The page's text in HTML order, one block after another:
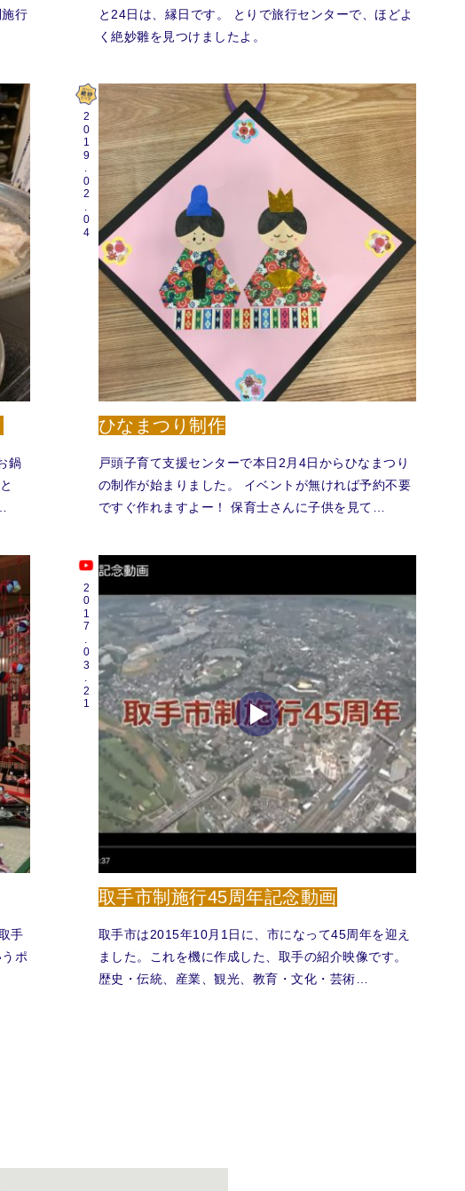
行
鍋
手
ポ
と24日は、縁日です。 とりで旅行センターで、ほどよ
く絶妙雛を見つけましたよ。
2019.02.04
ひなまつり制作
戸頭子育て支援センターで本日2月4日からひなまつり
の制作が始まりました。 イベントが無ければ予約不要
ですぐ作れますよー！ 保育士さんに子供を見て…
2017.03.21
取手市制施行45周年記念動画
取手市は2015年10月1日に、市になって45周年を迎え
ました。これを機に作成した、取手の紹介映像です。
歴史・伝統、産業、観光、教育・文化・芸術…